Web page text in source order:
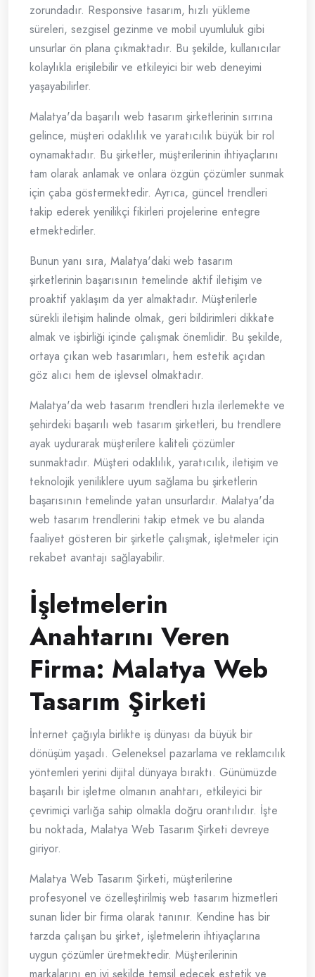
zorundadır. Responsive tasarım, hızlı yükleme
süreleri, sezgisel gezinme ve mobil uyumluluk gibi
unsurlar ön plana çıkmaktadır. Bu şekilde, kullanıcılar
kolaylıkla erişilebilir ve etkileyici bir web deneyimi
yaşayabilirler.
Malatya'da başarılı web tasarım şirketlerinin sırrına
gelince, müşteri odaklılık ve yaratıcılık büyük bir rol
oynamaktadır. Bu şirketler, müşterilerinin ihtiyaçlarını
tam olarak anlamak ve onlara özgün çözümler sunmak
için çaba göstermektedir. Ayrıca, güncel trendleri
takip ederek yenilikçi fikirleri projelerine entegre
etmektedirler.
Bunun yanı sıra, Malatya'daki web tasarım
şirketlerinin başarısının temelinde aktif iletişim ve
proaktif yaklaşım da yer almaktadır. Müşterilerle
sürekli iletişim halinde olmak, geri bildirimleri dikkate
almak ve işbirliği içinde çalışmak önemlidir. Bu şekilde,
ortaya çıkan web tasarımları, hem estetik açıdan
göz alıcı hem de işlevsel olmaktadır.
Malatya'da web tasarım trendleri hızla ilerlemekte ve
şehirdeki başarılı web tasarım şirketleri, bu trendlere
ayak uydurarak müşterilere kaliteli çözümler
sunmaktadır. Müşteri odaklılık, yaratıcılık, iletişim ve
teknolojik yeniliklere uyum sağlama bu şirketlerin
başarısının temelinde yatan unsurlardır. Malatya'da
web tasarım trendlerini takip etmek ve bu alanda
faaliyet gösteren bir şirketle çalışmak, işletmeler için
rekabet avantajı sağlayabilir.
İşletmelerin
Anahtarını Veren
Firma: Malatya Web
Tasarım Şirketi
İnternet çağıyla birlikte iş dünyası da büyük bir
dönüşüm yaşadı. Geleneksel pazarlama ve reklamcılık
yöntemleri yerini dijital dünyaya bıraktı. Günümüzde
başarılı bir işletme olmanın anahtarı, etkileyici bir
çevrimiçi varlığa sahip olmakla doğru orantılıdır. İşte
bu noktada, Malatya Web Tasarım Şirketi devreye
giriyor.
Malatya Web Tasarım Şirketi, müşterilerine
profesyonel ve özelleştirilmiş web tasarım hizmetleri
sunan lider bir firma olarak tanınır. Kendine has bir
tarzda çalışan bu şirket, işletmelerin ihtiyaçlarına
uygun çözümler üretmektedir. Müşterilerinin